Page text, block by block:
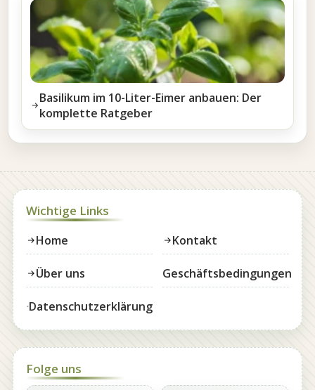
Basilikum im 10-Liter-Eimer anbauen: Der
komplette Ratgeber
Wichtige Links
Home Kontakt
Über uns Geschäftsbedingungen
Datenschutzerklärung
Folge uns